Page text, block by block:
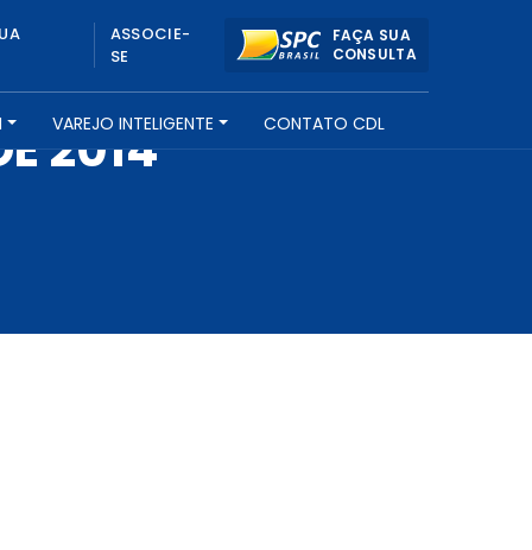
ASSOCIE-
SE
FAÇA SUA
CONSULTA
VAREJO INTELIGENTE CONTATO CDL
2014